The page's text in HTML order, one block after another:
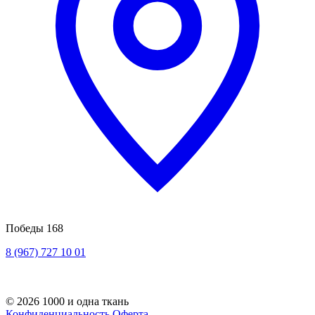
Победы 168
8 (967) 727 10 01
© 2026 1000 и одна ткань